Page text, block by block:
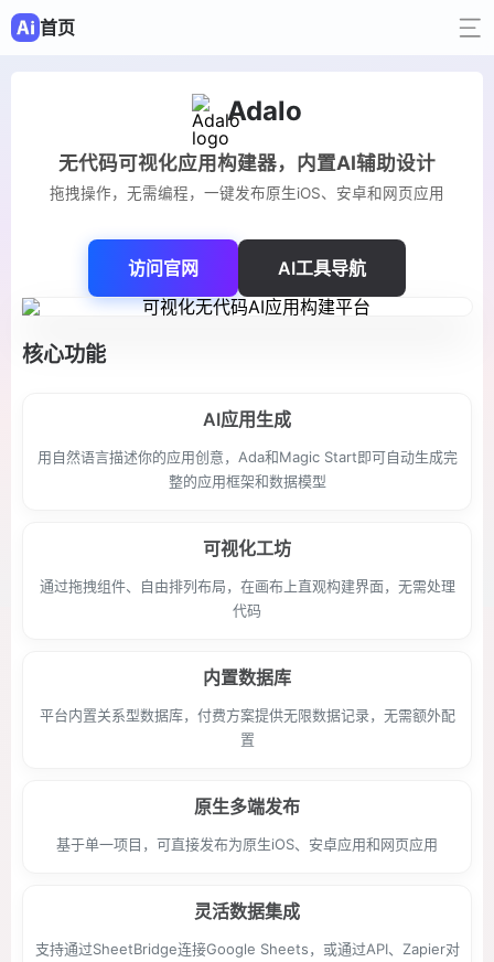
首页
Adalo
无代码可视化应用构建器，内置AI辅助设计
拖拽操作，无需编程，一键发布原生iOS、安卓和网页应用
访问官网 AI工具导航
核心功能
AI应用生成
用自然语言描述你的应用创意，Ada和Magic Start即可自动生成完
整的应用框架和数据模型
可视化工坊
通过拖拽组件、自由排列布局，在画布上直观构建界面，无需处理
代码
内置数据库
平台内置关系型数据库，付费方案提供无限数据记录，无需额外配
置
原生多端发布
基于单一项目，可直接发布为原生iOS、安卓应用和网页应用
灵活数据集成
支持通过SheetBridge连接Google Sheets，或通过API、Zapier对